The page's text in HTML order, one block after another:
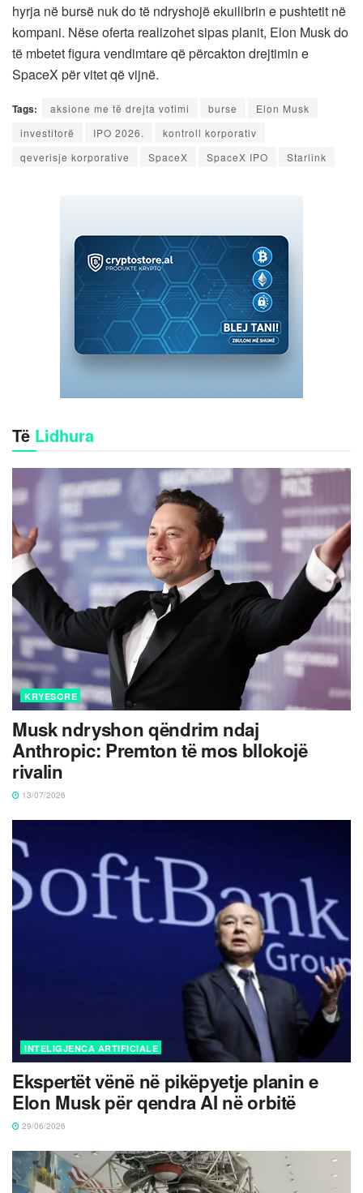
hyrja në bursë nuk do të ndryshojë ekuilibrin e pushtetit në
kompani. Nëse oferta realizohet sipas planit, Elon Musk do
të mbetet figura vendimtare që përcakton drejtimin e
SpaceX për vitet që vijnë.
Tags: aksione me të drejta votimi burse
Elon Musk
investitorë
IPO 2026.
kontroll korporativ
qeverisje korporative
SpaceX SpaceX IPO Starlink
Të Lidhura
KRYESORE
Musk ndryshon qëndrim ndaj
Anthropic: Premton të mos bllokojë
rivalin
13/07/2026
INTELIGJENCA ARTIFICIALE
Ekspertët vënë në pikëpyetje planin e
Elon Musk për qendra AI në orbitë
29/06/2026